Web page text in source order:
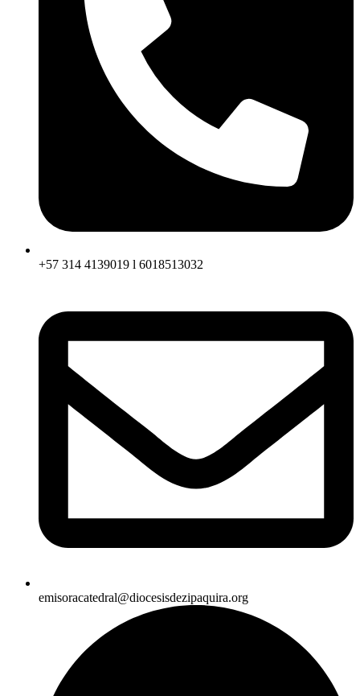
+57 314 4139019 l 6018513032
emisoracatedral@diocesisdezipaquira.org